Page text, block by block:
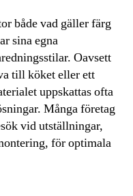
både vad gäller färg
sina egna
Oavsett
till köket eller ett
uppskattas ofta
Många företag
vid utställningar,
för optimala